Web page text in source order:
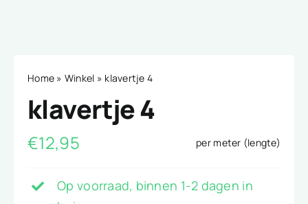
Home » Winkel » klavertje 4
klavertje 4
€12,95 per meter (lengte)
Op voorraad, binnen 1-2 dagen in